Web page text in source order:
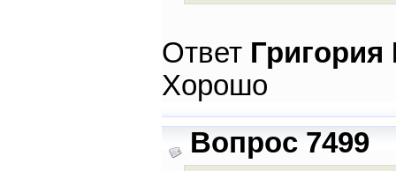
Ответ
Хорошо
Вопрос 7499